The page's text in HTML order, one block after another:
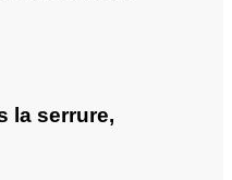
la serrure,